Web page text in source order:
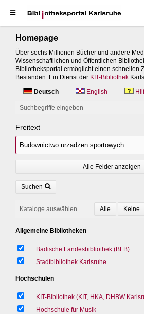
Homepage
Über sechs Millionen Bücher und andere
Wissenschaftlichen und Öffentlichen
Bibliotheksportal ermöglicht einen schnellen
Beständen. Ein Dienst der KIT-Bibliothek
Deutsch
English
Suchbegriffe eingeben
Freitext
Alle Felder anzeigen
Suchen
Kataloge auswählen
Allgemeine Bibliotheken
Badische Landesbibliothek (BLB)
Stadtbibliothek Karlsruhe
Hochschulen
KIT-Bibliothek (KIT, HKA, DHBW
Hochschule für Musik